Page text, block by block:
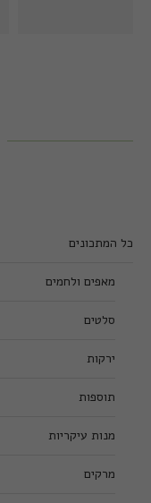
כל המתכונים
מאפים ולחמים
סלטים
ירקות
תוספות
מנות עיקריות
מרקים